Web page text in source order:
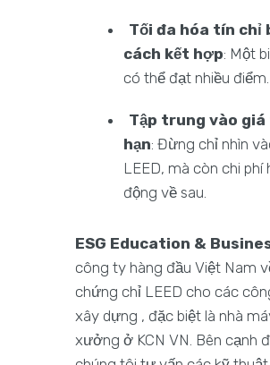
Tối đa hóa tín chỉ
cách kết hợp: Một
có thể đạt nhiều điểm.
Tập trung vào
hạn: Đừng chỉ nhìn
LEED, mà còn chi phí
động về sau.
ESG Education &
công ty hàng đầu Việt Nam
chứng chỉ LEED cho các
xây dựng , đặc biệt là nhà
xưởng ở KCN VN. Bên cạnh